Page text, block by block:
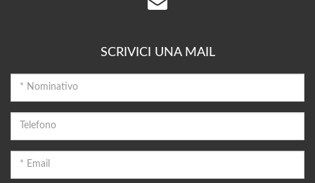
SCRIVICI UNA MAIL